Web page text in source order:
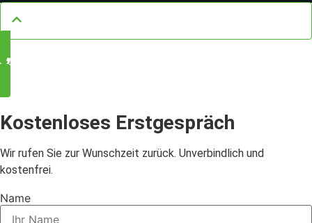
Kostenloses Erstgespräch
Wir rufen Sie zur Wunschzeit zurück. Unverbindlich und
kostenfrei.
Name